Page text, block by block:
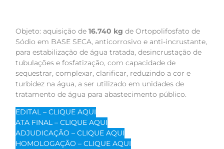
Objeto: aquisição de16.740 kg de Ortopolifosfato de
Sódio em BASE SECA, anticorrosivo e anti-incrustante,
para estabilização de água tratada, desincrustação de
tubulações e fosfatização, com capacidade de
sequestrar, complexar, clarificar, reduzindo a cor e
turbidez na água, a ser utilizado em unidades de
tratamento de água para abastecimento público.
EDITAL – CLIQUE AQUI
ATA FINAL – CLIQUE AQUI
ADJUDICAÇÃO – CLIQUE AQUI
HOMOLOGAÇÃO – CLIQUE AQUI